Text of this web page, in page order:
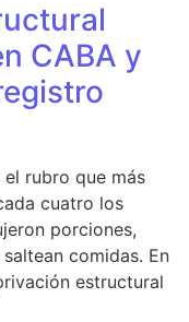
CABA y
rubro que más
cuatro los
porciones,
comidas. En
estructural